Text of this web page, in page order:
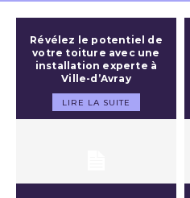
Révélez le potentiel de
votre toiture avec une
installation experte à
Ville-d’Avray
LIRE LA SUITE